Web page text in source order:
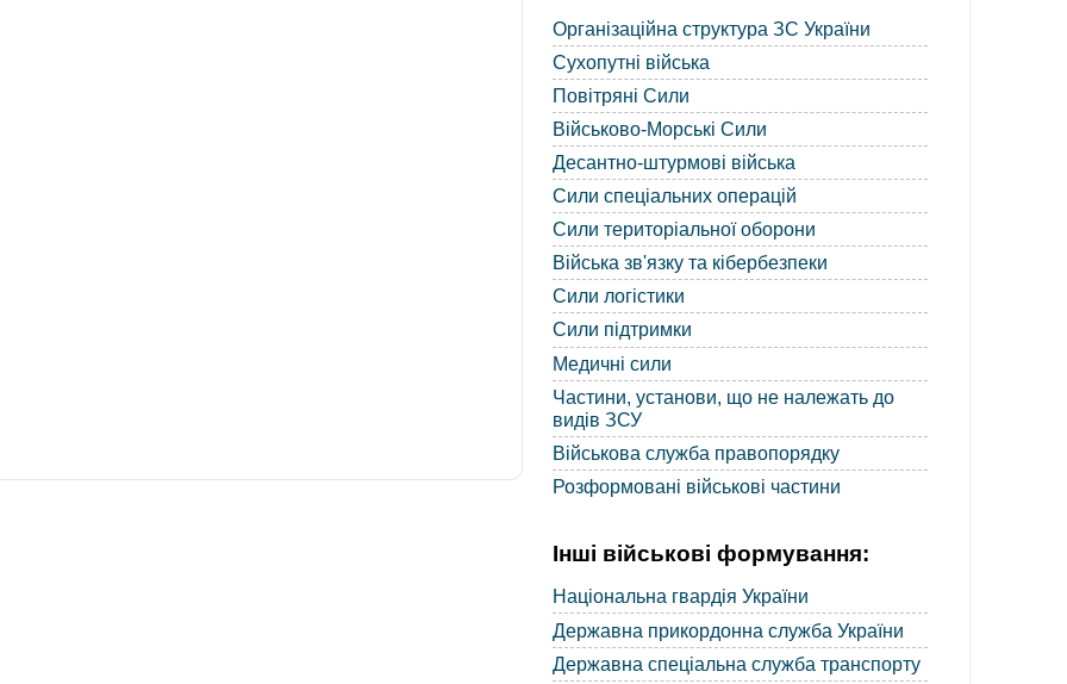
Організаційна структура ЗС України
Сухопутні війська
Повітряні Сили
Військово-Морські Сили
Десантно-штурмові війська
Сили спеціальних операцій
Сили територіальної оборони
Війська зв'язку та кібербезпеки
Сили логістики
Сили підтримки
Медичні сили
Частини, установи, що не належать до
видів ЗСУ
Військова служба правопорядку
Розформовані військові частини
Інші військові формування:
Національна гвардія України
Державна прикордонна служба України
Державна спеціальна служба транспорту